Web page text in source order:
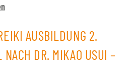
AUSBILDUNG 2.
NACH DR. MIKAO USUI –